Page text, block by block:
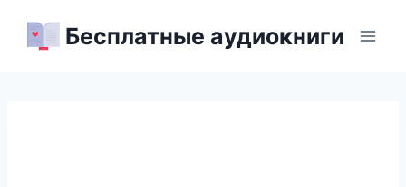
Бесплатные аудиокниги